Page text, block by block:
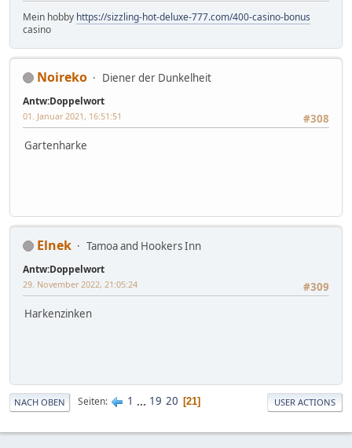
Mein hobby https://sizzling-hot-deluxe-777.com/400-casino-bonus
casino
Noireko Diener der Dunkelheit
Antw:Doppelwort
#308
01. Januar 2021, 16:51:51
Gartenharke
Elnek Tamoa and Hookers Inn
Antw:Doppelwort
#309
29. November 2022, 21:05:24
Harkenzinken
NACH OBEN Seiten 1 ... 19 20 21 USER ACTIONS